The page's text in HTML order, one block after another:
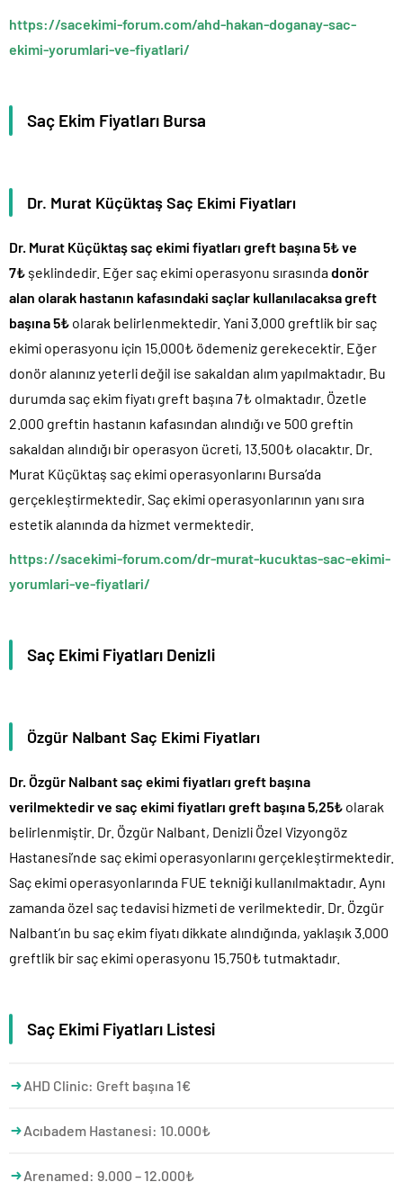
https://sacekimi-forum.com/ahd-hakan-doganay-sac-
ekimi-yorumlari-ve-fiyatlari/
Saç Ekim Fiyatları Bursa
Dr. Murat Küçüktaş Saç Ekimi Fiyatları
Dr. Murat Küçüktaş saç ekimi fiyatları greft başına 5₺ ve
7₺ şeklindedir. Eğer saç ekimi operasyonu sırasındadonör
alan olarak hastanın kafasındaki saçlar kullanılacaksa greft
başına 5₺ olarak belirlenmektedir. Yani 3.000 greftlik bir saç
ekimi operasyonu için 15.000₺ ödemeniz gerekecektir. Eğer
donör alanınız yeterli değil ise sakaldan alım yapılmaktadır. Bu
durumda saç ekim fiyatı greft başına 7₺ olmaktadır. Özetle
2.000 greftin hastanın kafasından alındığı ve 500 greftin
sakaldan alındığı bir operasyon ücreti, 13.500₺ olacaktır. Dr.
Murat Küçüktaş saç ekimi operasyonlarını Bursa’da
gerçekleştirmektedir. Saç ekimi operasyonlarının yanı sıra
estetik alanında da hizmet vermektedir.
https://sacekimi-forum.com/dr-murat-kucuktas-sac-ekimi-
yorumlari-ve-fiyatlari/
Saç Ekimi Fiyatları Denizli
Özgür Nalbant Saç Ekimi Fiyatları
Dr. Özgür Nalbant saç ekimi fiyatları greft başına
verilmektedir ve saç ekimi fiyatları greft başına 5,25₺ olarak
belirlenmiştir. Dr. Özgür Nalbant, Denizli Özel Vizyongöz
Hastanesi’nde saç ekimi operasyonlarını gerçekleştirmektedir.
Saç ekimi operasyonlarında FUE tekniği kullanılmaktadır. Aynı
zamanda özel saç tedavisi hizmeti de verilmektedir. Dr. Özgür
Nalbant’ın bu saç ekim fiyatı dikkate alındığında, yaklaşık 3.000
greftlik bir saç ekimi operasyonu 15.750₺ tutmaktadır.
Saç Ekimi Fiyatları Listesi
AHD Clinic: Greft başına 1€
Acıbadem Hastanesi: 10.000₺
Arenamed: 9.000 – 12.000₺